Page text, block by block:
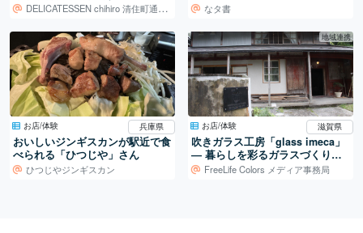
お惣菜とスイーツ
DELICATESSEN chihiro 清住町通り店 なタ書
お店/体験 兵庫県
おいしいジンギスカンが駅近で食
べられる「ひつじや」さん
ひつじやジンギスカン
地域連携
お店/体験 滋賀県
吹きガラス工房「glass imeca」
― 暮らしを彩るガラスづくり／
滋賀・葛川
FreeLife Colors メディア事務局